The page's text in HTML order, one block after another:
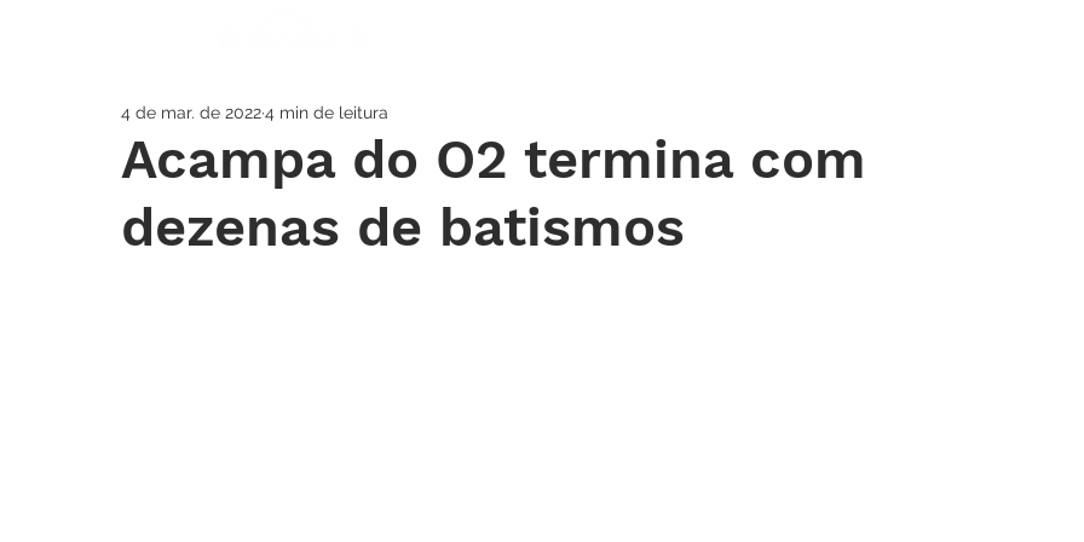
Acampa do O2 termina com
dezenas de batismos
4 de mar. de 20224 min de leitura